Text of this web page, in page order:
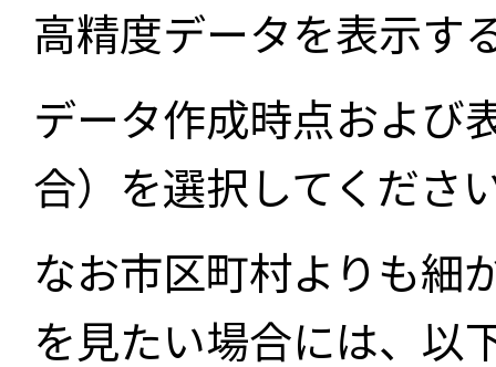
高精度データを表示す
データ作成時点および
合）を選択してくださ
なお市区町村よりも細
を見たい場合には、以